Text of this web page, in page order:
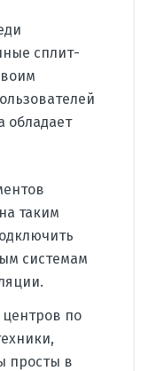
сплит-
обладает
таким
системам
центров по
просты в